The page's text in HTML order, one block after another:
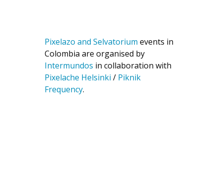
Pixelazo and Selvatorium events in
Colombia are organised by
Intermundos in collaboration with
Pixelache Helsinki / Piknik
Frequency.